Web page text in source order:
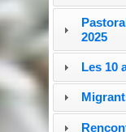
2025
Les 10